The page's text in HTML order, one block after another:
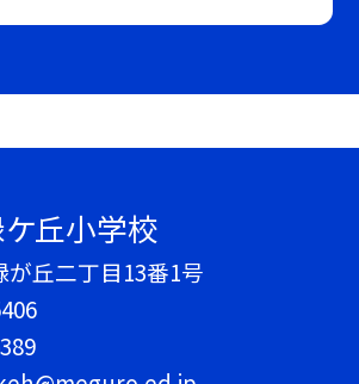
丘小学校
丘二丁目13番1号